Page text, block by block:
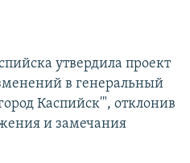
утвердила проект
в генеральный
Каспийск'", отклонив
и замечания